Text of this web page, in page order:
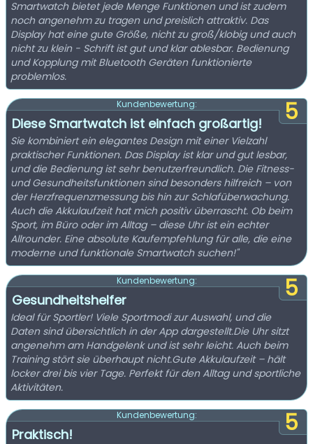
Smartwatch bietet jede Menge Funktionen und ist zudem
noch angenehm zu tragen und preislich attraktiv. Das
Display hat eine gute Größe, nicht zu groß/klobig und auch
nicht zu klein - Schrift ist gut und klar ablesbar. Bedienung
und Kopplung mit Bluetooth Geräten funktionierte
problemlos.
5
Kundenbewertung:
Diese Smartwatch ist einfach großartig!
Sie kombiniert ein elegantes Design mit einer Vielzahl
praktischer Funktionen. Das Display ist klar und gut lesbar,
und die Bedienung ist sehr benutzerfreundlich. Die Fitness-
und Gesundheitsfunktionen sind besonders hilfreich – von
der Herzfrequenzmessung bis hin zur Schlafüberwachung.
Auch die Akkulaufzeit hat mich positiv überrascht. Ob beim
Sport, im Büro oder im Alltag – diese Uhr ist ein echter
Allrounder. Eine absolute Kaufempfehlung für alle, die eine
moderne und funktionale Smartwatch suchen!"
5
Kundenbewertung:
Gesundheitshelfer
Ideal für Sportler! Viele Sportmodi zur Auswahl, und die
Daten sind übersichtlich in der App dargestellt.Die Uhr sitzt
angenehm am Handgelenk und ist sehr leicht. Auch beim
Training stört sie überhaupt nicht.Gute Akkulaufzeit – hält
locker drei bis vier Tage. Perfekt für den Alltag und sportliche
Aktivitäten.
5
Kundenbewertung:
Praktisch!